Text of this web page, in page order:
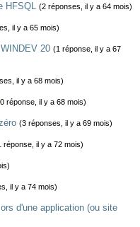
HFSQL (2 réponses, il y a 64 mois)
il y a 65 mois)
20 (1 réponse, il y a 67
il y a 68 mois)
réponse, il y a 68 mois)
(3 réponses, il y a 69 mois)
réponse, il y a 72 mois)
il y a 74 mois)
d'une application (ou site